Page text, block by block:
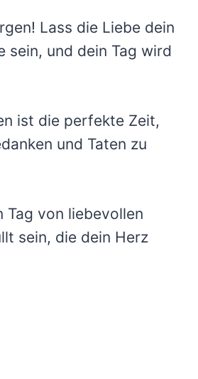
Lass die Liebe dein
sein, und dein Tag wird
ist die perfekte Zeit,
und Taten zu
Tag von liebevollen
sein, die dein Herz